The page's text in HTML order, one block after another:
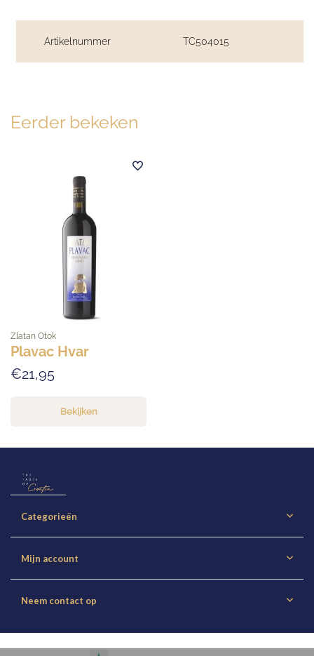
Artikelnummer TC504015
Eerder bekeken
Zlatan Otok
Plavac Hvar
€21,95
Bekijken
Categorieën
Mijn account
Neem contact op